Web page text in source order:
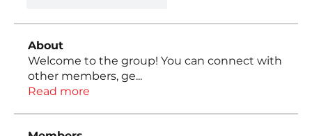
About
Welcome to the group! You can connect with
other members, ge...
Read more